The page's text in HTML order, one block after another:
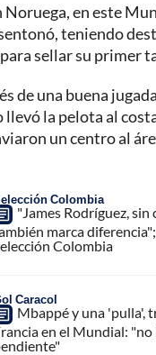
Noruega, en este
teniendo
sellar su primer
de una buena
llevó la pelota al
un centro al
Colombia
"James Rodríguez, sin
marca
Colombia
Caracol
Mbappé y una 'pulla',
en el Mundial: